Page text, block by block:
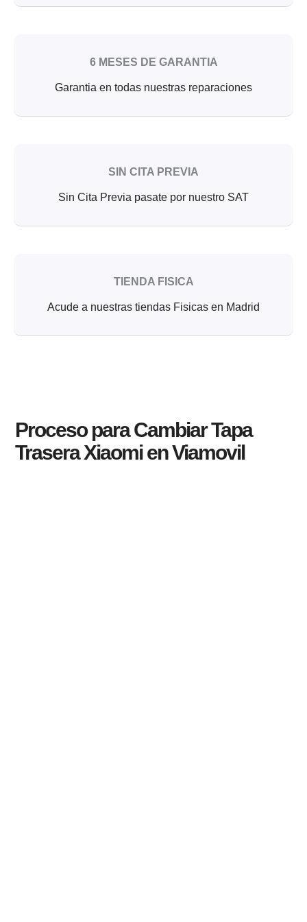
6 MESES DE GARANTIA
Garantia en todas nuestras reparaciones
SIN CITA PREVIA
Sin Cita Previa pasate por nuestro SAT
TIENDA FISICA
Acude a nuestras tiendas Fisicas en Madrid
Proceso para Cambiar Tapa
Trasera Xiaomi en Viamovil